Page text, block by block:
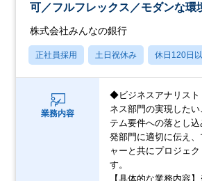
可／フルフレックス／モダンな環
株式会社みんなの銀行
正社員採用 土日祝休み 休日120日
業務内容
◆ビジネスアナリスト
ネス部門の実現した
テム要件への落とし
発部門に適切に伝え
ャーと共にプロジェ
す。
【具体的な業務内容